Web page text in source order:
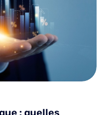
: quelles